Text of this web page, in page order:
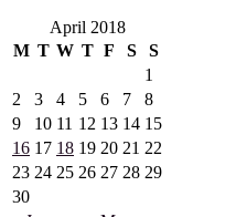
April 2018
M T W T F S S
1
2
3 4 5 6 7
8
9
10 11 12 13 14 15
16 17 18 19 20 21 22
23 24 25 26 27 28 29
30